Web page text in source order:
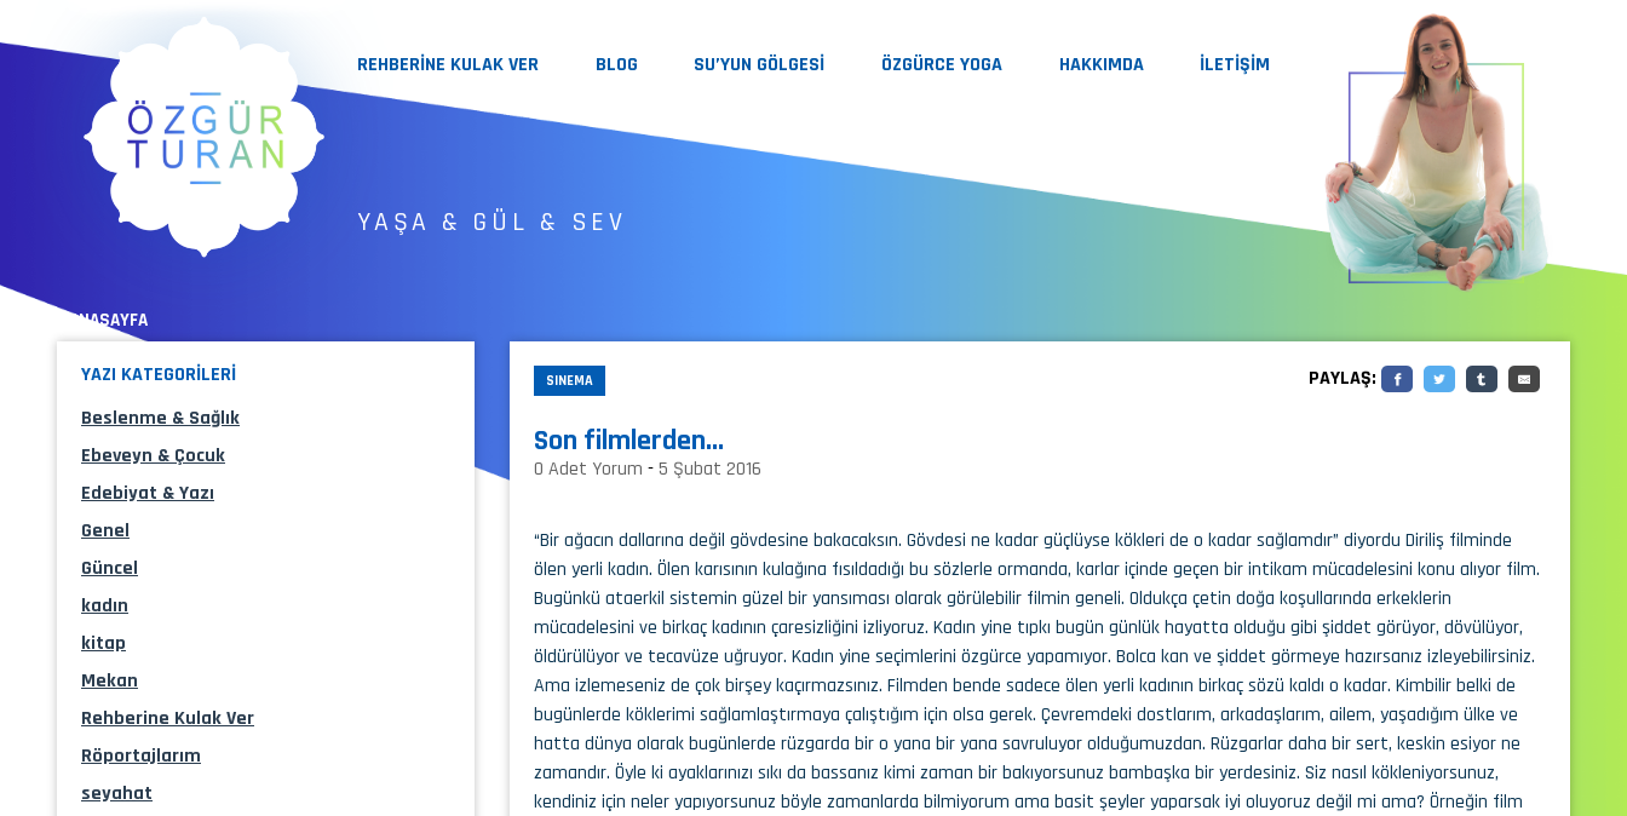
REHBERİNE KULAK VER BLOG SU’YUN GÖLGESİ ÖZGÜRCE YOGA HAKKIMDA İLETİŞİM
YAŞA & GÜL & SEV
« ANASAYFA
YAZI KATEGORİLERİ
Beslenme & Sağlık
Ebeveyn & Çocuk
Edebiyat & Yazı
Genel
Güncel
kadın
kitap
Mekan
Rehberine Kulak Ver
Röportajlarım
seyahat
SINEMA PAYLAŞ:
Son filmlerden…
0 Adet Yorum -5 Şubat 2016
“Bir ağacın dallarına değil gövdesine bakacaksın. Gövdesi ne kadar güçlüyse kökleri de o kadar sağlamdır” diyordu Diriliş filminde
ölen yerli kadın. Ölen karısının kulağına fısıldadığı bu sözlerle ormanda, karlar içinde geçen bir intikam mücadelesini konu alıyor film.
Bugünkü ataerkil sistemin güzel bir yansıması olarak görülebilir filmin geneli. Oldukça çetin doğa koşullarında erkeklerin
mücadelesini ve birkaç kadının çaresizliğini izliyoruz. Kadın yine tıpkı bugün günlük hayatta olduğu gibi şiddet görüyor, dövülüyor,
öldürülüyor ve tecavüze uğruyor. Kadın yine seçimlerini özgürce yapamıyor. Bolca kan ve şiddet görmeye hazırsanız izleyebilirsiniz.
Ama izlemeseniz de çok birşey kaçırmazsınız. Filmden bende sadece ölen yerli kadının birkaç sözü kaldı o kadar. Kimbilir belki de
bugünlerde köklerimi sağlamlaştırmaya çalıştığım için olsa gerek. Çevremdeki dostlarım, arkadaşlarım, ailem, yaşadığım ülke ve
hatta dünya olarak bugünlerde rüzgarda bir o yana bir yana savruluyor olduğumuzdan. Rüzgarlar daha bir sert, keskin esiyor ne
zamandır. Öyle ki ayaklarınızı sıkı da bassanız kimi zaman bir bakıyorsunuz bambaşka bir yerdesiniz. Siz nasıl kökleniyorsunuz,
kendiniz için neler yapıyorsunuz böyle zamanlarda bilmiyorum ama basit şeyler yaparsak iyi oluyoruz değil mi ama? Örneğin film